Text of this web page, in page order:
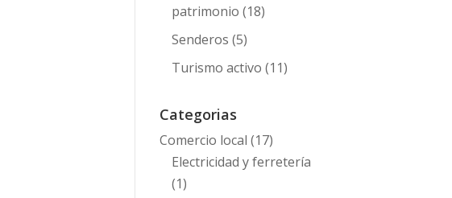
patrimonio (18)
Senderos (5)
Turismo activo (11)
Categorias
Comercio local (17)
Electricidad y ferretería
(1)